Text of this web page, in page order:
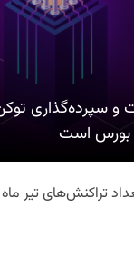
و سپرده‌گذاری توکن
بورس است